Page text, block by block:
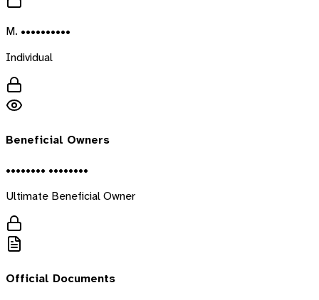
M. ••••••••••
Individual
Beneficial Owners
•••••••• ••••••••
Ultimate Beneficial Owner
Official Documents